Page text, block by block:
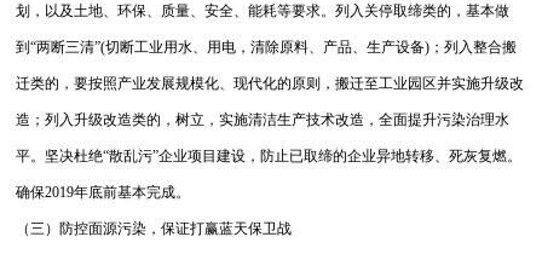
划，以及土地、环保、质量、安全、能耗等要求。列入关停取缔类的，基本做
到“两断三清”(切断工业用水、用电，清除原料、产品、生产设备)；列入整合搬
迁类的，要按照产业发展规模化、现代化的原则，搬迁至工业园区并实施升级改
造；列入升级改造类的，树立，实施清洁生产技术改造，全面提升污染治理水
平。坚决杜绝“散乱污”企业项目建设，防止已取缔的企业异地转移、死灰复燃。
确保2019年底前基本完成。
（三）防控面源污染，保证打赢蓝天保卫战